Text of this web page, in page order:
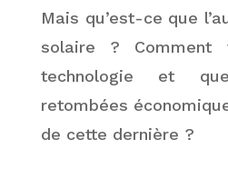
Mais qu’est-ce que
solaire ? Comment
technologie et
retombées
de cette dernière ?